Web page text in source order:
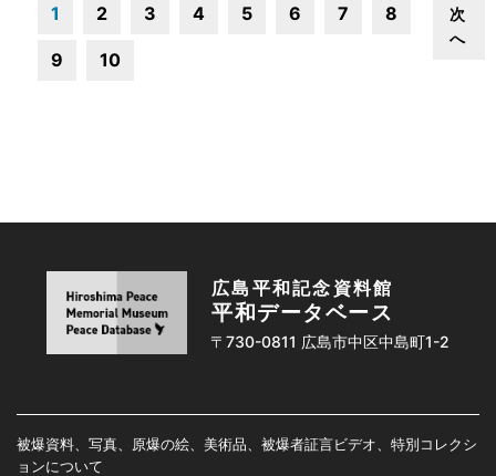
1 2 3 4 5 6 7 8
9 10
次
へ
広島平和記念資料館
平和データベース
〒730-0811 広島市中区中島町1-2
被爆資料、写真、原爆の絵、美術品、被爆者証言ビデオ、特別コレクシ
ョンについて